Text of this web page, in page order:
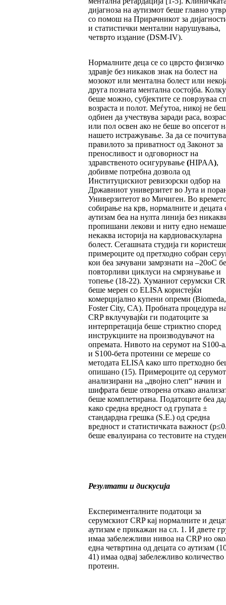
дијагноза на аутизмот беше главно
со помош на Прирачникот за
и статистички ментални нарушувања,
четврто издание (DSM-IV).
Нормалните деца се со цврсто физичко
здравје без никаков знак на болест на
мозокот или ментална болест или
друга позната ментална состојба.
беше можно, субјектите се поврзуваа
возраста и полот. Меѓутоа, никој не
одбиен да учествува заради раса,
или пол освен ако не беше во опсегот
нашето истражување. За да се почитува
правилото за приватност од Законот за
преносливост и одговорност на
здравственото осигурување (HIPAA),
добивме потребна дозвола од
Институцискиот ревизорски одбор на
Државниот универзитет во Јута и
Универзитетот во Мичиген. Во
собирање на крв, нормалните и децата
аутизам беа на нулта линија без
пропишани лекови и ниту едно немаше
некаква историја на кардиоваскуларна
болест. Сегашната студија ги
примероците од претходно собран
кои беа зачувани замрзнати на –20oC
повторливи циклуси на смрзнување и
топење (18-22). Хуманиот серумски
беше мерен со ELISA користејќи
комерцијално купени опреми (Biomeda,
Foster City, CA). Пробната процедура
CRP вклучувајќи ги податоците за
интерпретација беше стриктно според
инструкциите на производувачот на
опремата. Нивото на серумот на S100-
и S100-бета протеини се мереше со
методата ELISA како што претходно
опишано (15). Примероците од серумот
анализирани на „двојно слеп“ начин и
шифрата беше отворена откако
беше комплетирана. Податоците беа
како средна вредност од групата ±
стандардна грешка (S.E.) од средна
вредност и статистичката важност
беше евалуирана со тестовите на
Резултати и дискусија
Експерименталните податоци за
серумскиот CRP кај нормалните и
аутизам е прикажан на сл. 1. И двете
имаа забележливи нивоа на CRP но
една четвртина од децата со аутизам
41) имаа одвај забележливо количество
протеин.